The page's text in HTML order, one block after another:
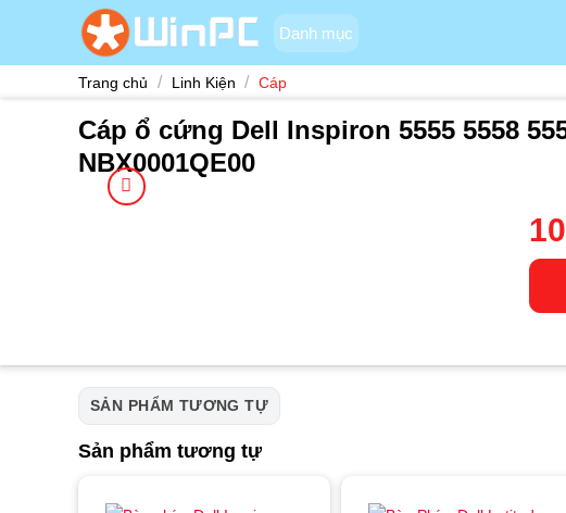
Danh mục
Trang chủ / Linh Kiện / Cáp
Cáp ổ cứng Dell Inspiron 5555 5558
NBX0001QE00
SẢN PHẨM TƯƠNG TỰ
Sản phẩm tương tự